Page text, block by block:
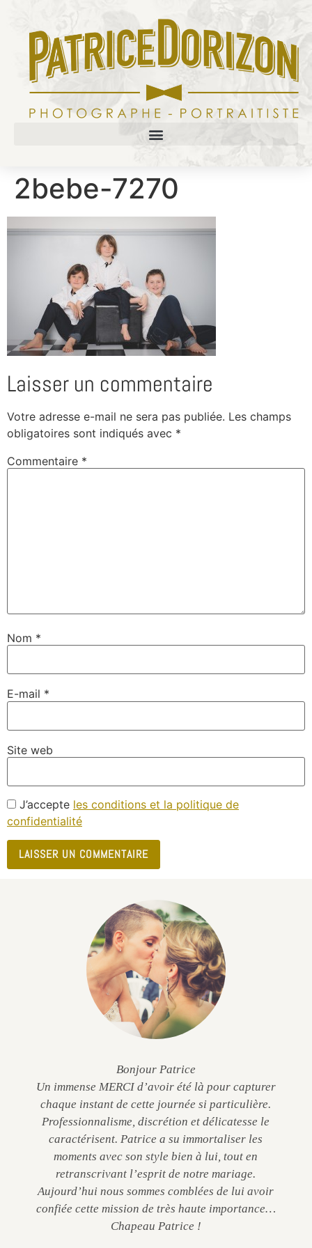
2bebe-7270
Laisser un commentaire
Votre adresse e-mail ne sera pas publiée. Les champs
obligatoires sont indiqués avec *
Commentaire *
Nom *
E-mail *
Site web
J’accepte les conditions et la politique de
confidentialité
Bonjour Patrice
Un immense MERCI d’avoir été là pour capturer
chaque instant de cette journée si particulière.
Professionnalisme, discrétion et délicatesse le
caractérisent. Patrice a su immortaliser les
moments avec son style bien à lui, tout en
retranscrivant l’esprit de notre mariage.
Aujourd’hui nous sommes comblées de lui avoir
confiée cette mission de très haute importance…
Chapeau Patrice !